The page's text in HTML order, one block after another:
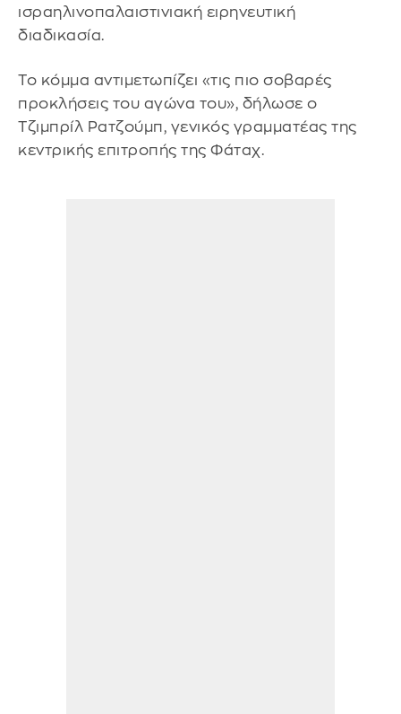
ισραηλινοπαλαιστινιακή ειρηνευτική
διαδικασία.
Το κόμμα αντιμετωπίζει «τις πιο σοβαρές
προκλήσεις του αγώνα του», δήλωσε ο
Τζιμπρίλ Ρατζούμπ, γενικός γραμματέας της
κεντρικής επιτροπής της Φάταχ.